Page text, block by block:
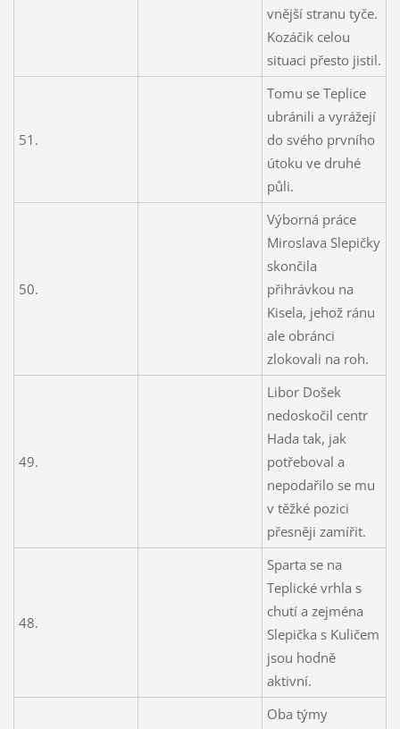
vnější stranu tyče.
Kozáčik celou
situaci přesto jistil.
51.
Tomu se Teplice
ubránili a vyrážejí
do svého prvního
útoku ve druhé
půli.
50.
Výborná práce
Miroslava Slepičky
skončila
přihrávkou na
Kisela, jehož ránu
ale obránci
zlokovali na roh.
49.
Libor Došek
nedoskočil centr
Hada tak, jak
potřeboval a
nepodařilo se mu
v těžké pozici
přesněji zamířit.
48.
Sparta se na
Teplické vrhla s
chutí a zejména
Slepička s Kuličem
jsou hodně
aktivní.
Oba týmy